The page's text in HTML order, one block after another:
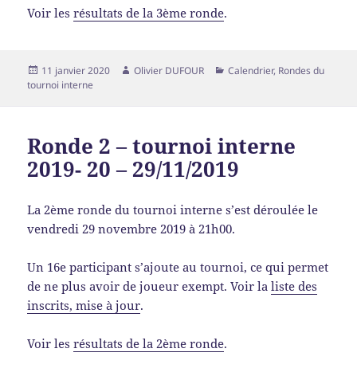
Voir lesrésultats de la 3ème ronde.
11 janvier 2020 Olivier DUFOUR Calendrier, Rondes du
tournoi interne
Ronde 2 – tournoi interne
2019- 20 – 29/11/2019
La 2ème ronde du tournoi interne s’est déroulée le
vendredi 29 novembre 2019 à 21h00.
Un 16e participant s’ajoute au tournoi, ce qui permet
de ne plus avoir de joueur exempt. Voir laliste des
inscrits, mise à jour.
Voir lesrésultats de la 2ème ronde.